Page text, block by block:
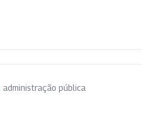
administração pública